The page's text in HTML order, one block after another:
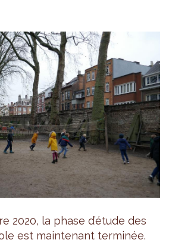
2020, la phase d’étude des
est maintenant terminée.